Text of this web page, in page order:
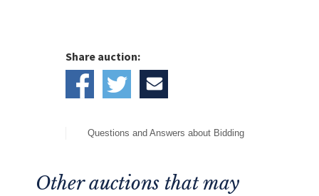
Share auction:
Questions and Answers about Bidding
Other auctions that may